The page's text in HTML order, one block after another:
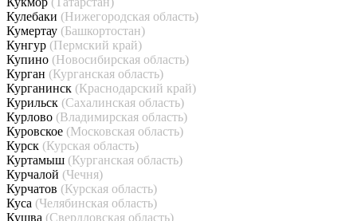
Кулебаки (Нижегородская область)
Кумертау (Башкортостан)
Кунгур (Пермский край)
Купино (Новосибирская область)
Курган (Курганская область)
Курганинск (Краснодарский край)
Курильск (Сахалинская область)
Курлово (Владимирская область)
Куровское (Московская область)
Курск (Курская область)
Куртамыш (Курганская область)
Курчалой (Чечня)
Курчатов (Курская область)
Куса (Челябинская область)
Кушва (Свердловская область)